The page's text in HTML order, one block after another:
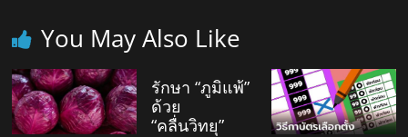
You May Also Like
รักษา “ภูมิแพ้”
ด้วย
“คลื่นวิทยุ”